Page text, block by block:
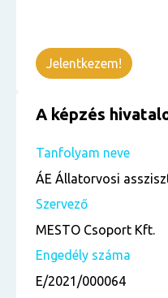
Jelentkezem!
A képzés
Tanfolyam neve
ÁE Állatorvosi
Szervező
MESTO Csoport Kft.
Engedély száma
E/2021/000064